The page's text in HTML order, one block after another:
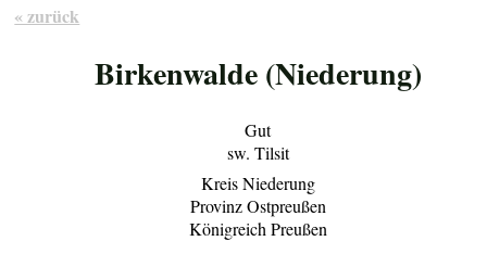
« zurück
Birkenwalde (Niederung)
Gut
sw. Tilsit
Kreis Niederung
Provinz Ostpreußen
Königreich Preußen